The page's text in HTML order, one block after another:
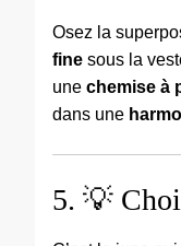
Osez la
fine sous la
une chemise à
dans une
5. 💡